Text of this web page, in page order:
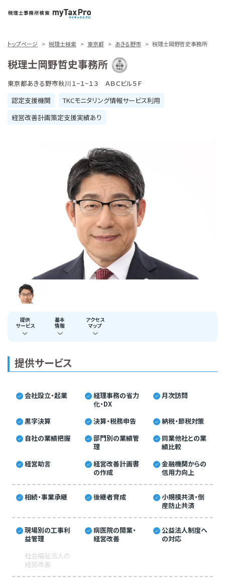
トップページ 税理士検索 東京都 あきる野市 税理士岡野哲史事務所
税理士岡野哲史事務所
東京都あきる野市秋川１−１−１３ ＡＢＣビル５Ｆ
認定支援機関
TKCモニタリング情報サービス利用
経営改善計画策定支援実績あり
提供
サービス
基本
情報
アクセス
マップ
提供サービス
会社設立・起業
経理事務の省力
化・DX
月次訪問
黒字決算 決算・税務申告
納税・節税対策
自社の業績把握
部門別の業績管
理
同業他社との業
績比較
経営助言
経営改善計画書
の作成
金融機関からの
信用力向上
相続・事業承継 後継者育成
小規模共済・倒
産防止共済
現場別の工事利
益管理
病医院の開業・
経営改善
公益法人制度へ
の対応
社会福祉法人の
経営改善